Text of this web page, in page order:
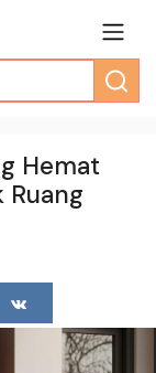
Hemat
Ruang